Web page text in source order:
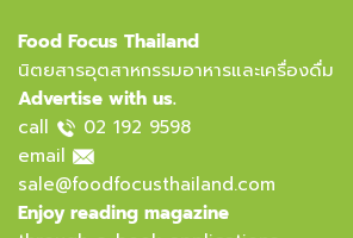
Food Focus Thailand
นิตยสารอุตสาหกรรมอาหารและเครื่องดื่ม
Advertise with us.
call
02 192 9598
email
sale@foodfocusthailand.com
Enjoy reading magazine